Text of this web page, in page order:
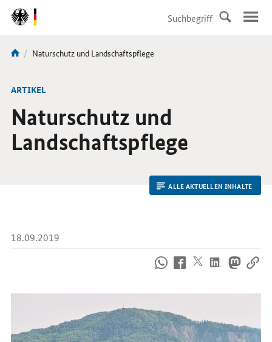
DirektZu:
Navigation
Sie
hier:
Aktuelle
Naturschutz und Landschaftspflege
ARTIKEL
Naturschutz und
Landschaftspflege
ALLE AKTUELLEN INHALTE
18.09.2019
uns